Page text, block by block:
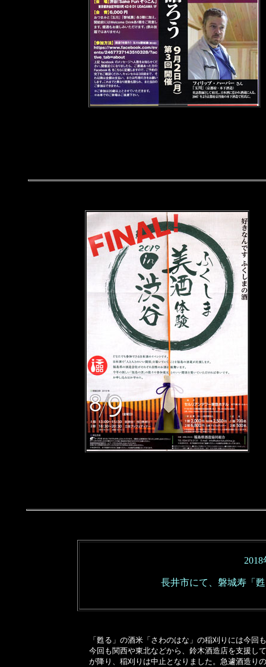
長井市にて、磐城寿「
「甦る」の酒米「さわのはな」の稲刈りには今回
今回も 関西や東北などから 、鈴木酒造店を支援し
が降り、稲刈りは中止となりました。急遽酒造り